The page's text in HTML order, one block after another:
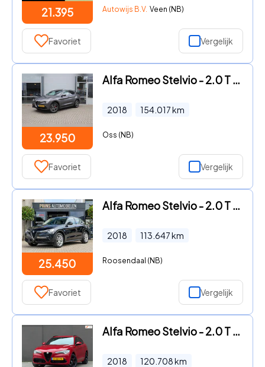
21.395 Autowijs B.V. Veen (NB)
Favoriet Vergelijk
23.950
Alfa Romeo Stelvio - 2.0 T AWD SUPER/ORIG.NL/H&K/MEMORY/STOEL.STUUR.VERW
2018 154.017km
Oss (NB)
Favoriet Vergelijk
25.450
Alfa Romeo Stelvio - 2.0 T Q4 Luxury|1e Eig|Carplay|Camera|Keyless
2018 113.647km
Roosendaal (NB)
Favoriet Vergelijk
Alfa Romeo Stelvio - 2.0 T AWD Super
2018 120.708km